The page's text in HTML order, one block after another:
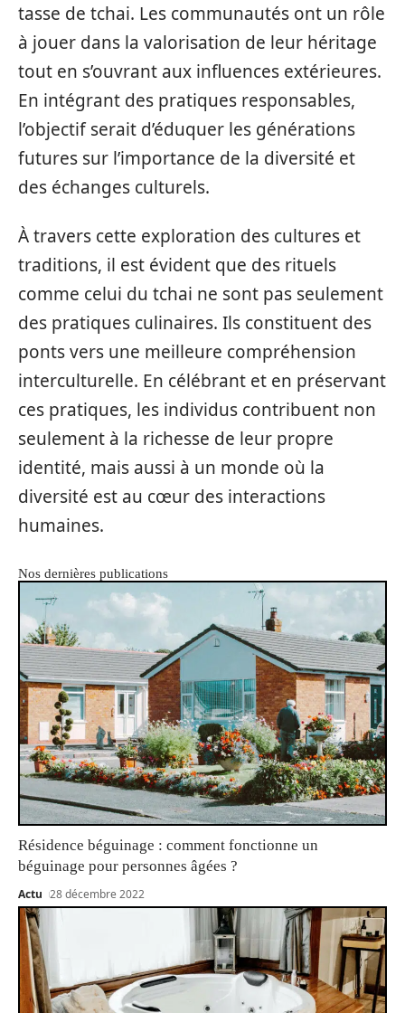
tasse de tchai. Les communautés ont un rôle
à jouer dans la valorisation de leur héritage
tout en s’ouvrant aux influences extérieures.
En intégrant des pratiques responsables,
l’objectif serait d’éduquer les générations
futures sur l’importance de la diversité et
des échanges culturels.
À travers cette exploration des cultures et
traditions, il est évident que des rituels
comme celui du tchai ne sont pas seulement
des pratiques culinaires. Ils constituent des
ponts vers une meilleure compréhension
interculturelle. En célébrant et en préservant
ces pratiques, les individus contribuent non
seulement à la richesse de leur propre
identité, mais aussi à un monde où la
diversité est au cœur des interactions
humaines.
Nos dernières publications
Résidence béguinage : comment fonctionne un
béguinage pour personnes âgées ?
Actu 28 décembre 2022